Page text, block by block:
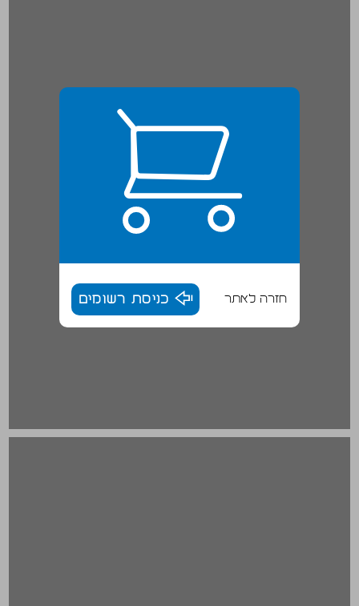
חזרה לאתר כניסת רשומים